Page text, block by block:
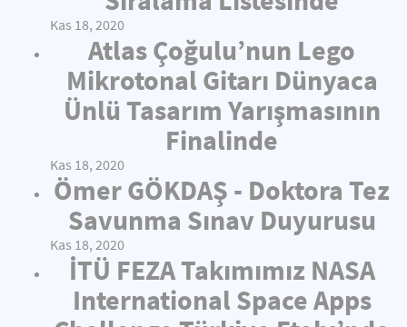
Kas 18, 2020
Atlas Çoğulu’nun Lego
Mikrotonal Gitarı Dünyaca
Ünlü Tasarım Yarışmasının
Finalinde
Kas 18, 2020
Ömer GÖKDAŞ - Doktora Tez
Savunma Sınav Duyurusu
Kas 18, 2020
İTÜ FEZA Takımımız NASA
International Space Apps